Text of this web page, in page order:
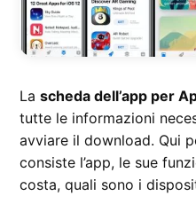
Lascheda dell’app per
tutte le informazioni
avviare il download. Qui
consiste l’app, le sue
costa, quali sono i